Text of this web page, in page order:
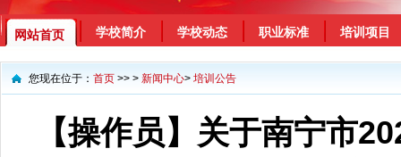
网站首页 学校简介 学校动态 职业标准 培训项目
您现在位于： 首页 >> > 新闻中心> 培训公告
【操作员】关于南宁市